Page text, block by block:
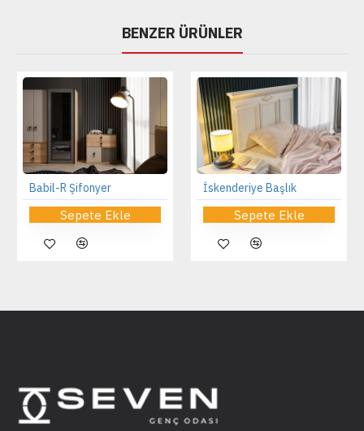
BENZER ÜRÜNLER
Babil-R Şifonyer
Sepete Ekle
İskenderiye Başlık
Sepete Ekle